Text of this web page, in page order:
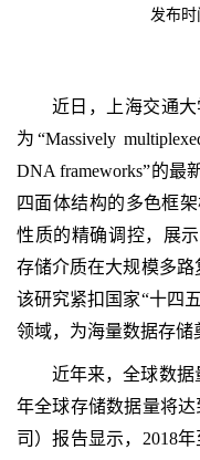
发布
近日，上海交通
为“Massively
DNA frameworks”的
四面体结构的多色框
性质的精确调控，展
存储介质在大规模多路
该研究紧扣国家“十四
领域，为海量数据存储
近年来，全球数据
年全球存储数据量将达
司）报告显示，2018